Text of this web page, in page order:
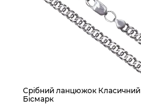
Срібний ланцюжок Класичний
Бісмарк